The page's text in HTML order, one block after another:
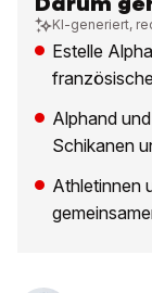
KI-generiert,
Estelle
Alphand
Schikanen
Athletinnen